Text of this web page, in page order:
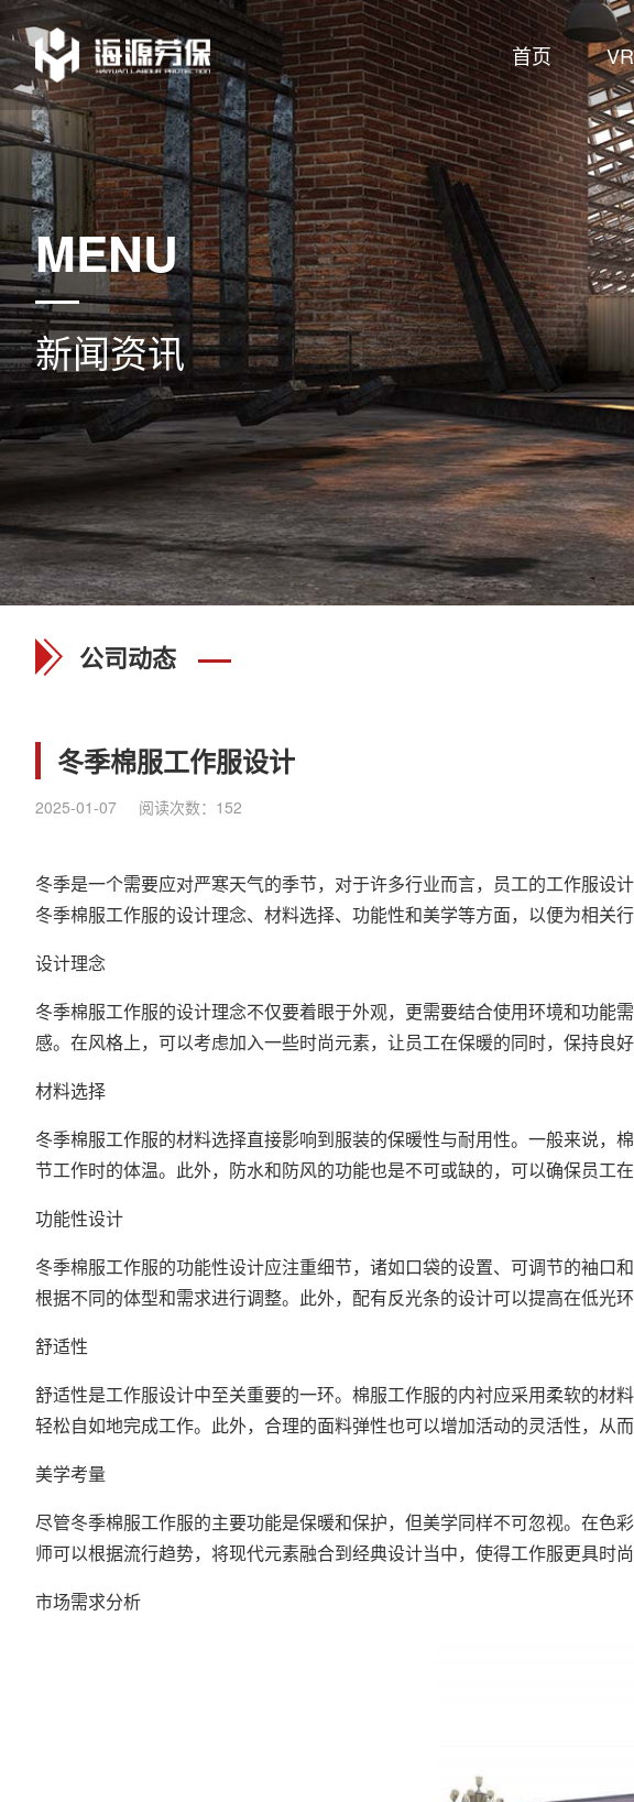
首页
MENU
新闻资讯
公司动态
冬季棉服工作服设计
2025-01-07 阅读次数： 152
冬季是一个需要应对严寒天气的季节，对于许多行业而言，员工的工作服
冬季棉服工作服的设计理念、材料选择、功能性和美学等方面，以便为相关
设计理念
冬季棉服工作服的设计理念不仅要着眼于外观，更需要结合使用环境和功
感。在风格上，可以考虑加入一些时尚元素，让员工在保暖的同时，保持良
材料选择
冬季棉服工作服的材料选择直接影响到服装的保暖性与耐用性。一般来说
节工作时的体温。此外，防水和防风的功能也是不可或缺的，可以确保员工
功能性设计
冬季棉服工作服的功能性设计应注重细节，诸如口袋的设置、可调节的袖
根据不同的体型和需求进行调整。此外，配有反光条的设计可以提高在低光
舒适性
舒适性是工作服设计中至关重要的一环。棉服工作服的内衬应采用柔软的
轻松自如地完成工作。此外，合理的面料弹性也可以增加活动的灵活性，从而
美学考量
尽管冬季棉服工作服的主要功能是保暖和保护，但美学同样不可忽视。在
师可以根据流行趋势，将现代元素融合到经典设计当中，使得工作服更具时尚
市场需求分析